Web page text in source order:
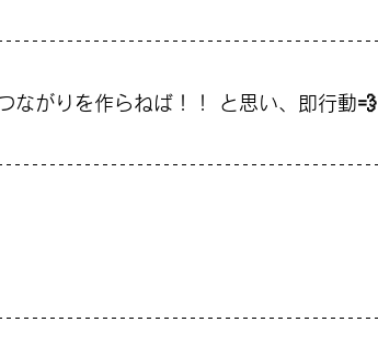
がりを作らねば！！ と思い、即行動💨